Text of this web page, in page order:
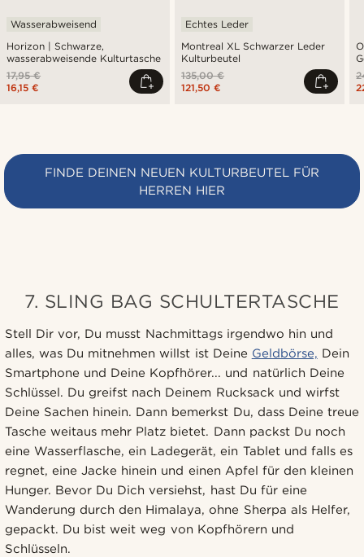
Horizon | Schwarze,
wasserabweisende Kulturtasche
Wasserabweisend
17,95 €
16,15 €
Montreal XL Schwarzer Leder
Kulturbeutel
Echtes Leder
135,00 €
121,50 €
FINDE DEINEN NEUEN KULTURBEUTEL FÜR
HERREN HIER
7. SLING BAG SCHULTERTASCHE
Stell Dir vor, Du musst Nachmittags irgendwo hin und
alles, was Du mitnehmen willst ist Deine Geldbörse, Dein
Smartphone und Deine Kopfhörer... und natürlich Deine
Schlüssel. Du greifst nach Deinem Rucksack und wirfst
Deine Sachen hinein. Dann bemerkst Du, dass Deine treue
Tasche weitaus mehr Platz bietet. Dann packst Du noch
eine Wasserflasche, ein Ladegerät, ein Tablet und falls es
regnet, eine Jacke hinein und einen Apfel für den kleinen
Hunger. Bevor Du Dich versiehst, hast Du für eine
Wanderung durch den Himalaya, ohne Sherpa als Helfer,
gepackt. Du bist weit weg von Kopfhörern und
Schlüsseln.